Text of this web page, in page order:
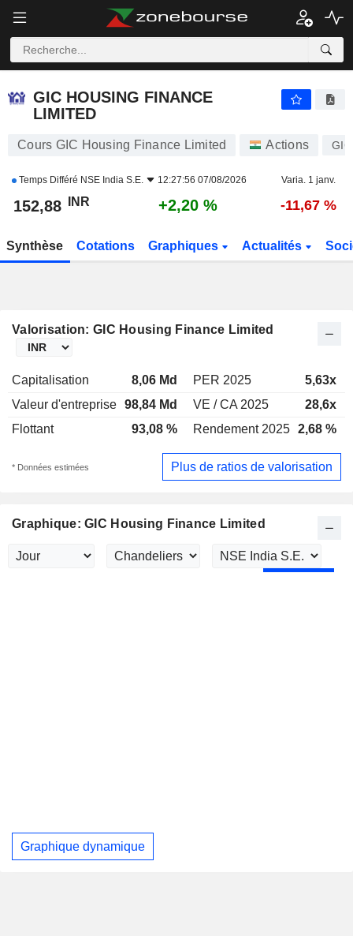
GIC HOUSING FINANCE
LIMITED
Cours GIC Housing Finance Limited Actions
Temps Différé NSE India S.E. 12:27:56 07/08/2026 Varia. 1 janv.
152,88 INR +2,20 % -11,67 %
Synthèse Cotations Graphiques Actualités
Valorisation: GIC Housing Finance Limited
Capitalisation 8,06 Md PER 2025 5,63x
Valeur d'entreprise 98,84 Md VE / CA 2025 28,6x
Flottant
93,08 % Rendement 2025 2,68 %
* Données estimées Plus de ratios de valorisation
Graphique: GIC Housing Finance Limited
Graphique dynamique